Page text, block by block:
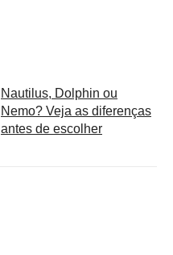
Nautilus, Dolphin ou
Nemo? Veja as diferenças
antes de escolher